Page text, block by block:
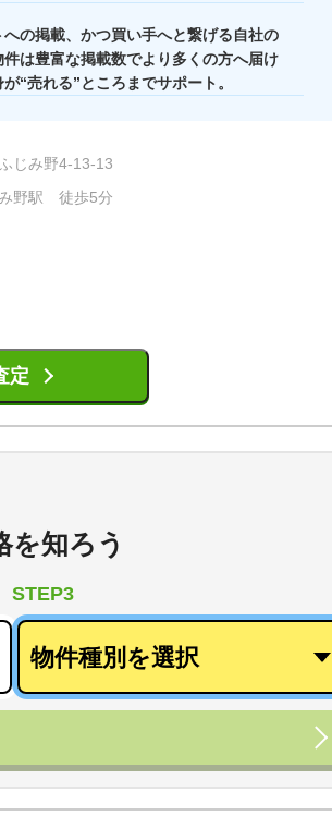
への掲載、かつ買い手へと繋げる自社の
は豊富な掲載数でより多くの方へ届け
“売れる”ところまでサポート。
じみ野4-13-13
野駅 徒歩5分
定
を知ろう
STEP3